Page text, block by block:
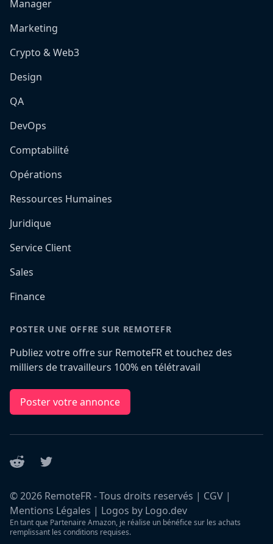
Manager
Marketing
Crypto & Web3
Design
QA
DevOps
Comptabilité
Opérations
Ressources Humaines
Juridique
Service Client
Sales
Finance
POSTER UNE OFFRE SUR REMOTEFR
Publiez votre offre sur RemoteFR et touchez des
milliers de travailleurs 100% en télétravail
Poster votre annonce
Reddit Twitter
©2026 RemoteFR - Tous droits reservés | CGV |
Mentions Légales | Logos by Logo.dev
En tant que Partenaire Amazon, je réalise un bénéfice sur les achats
remplissant les conditions requises.